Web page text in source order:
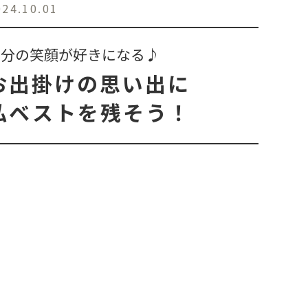
の笑顔が好きになる♪
出掛けの思い出に
ベストを残そう！